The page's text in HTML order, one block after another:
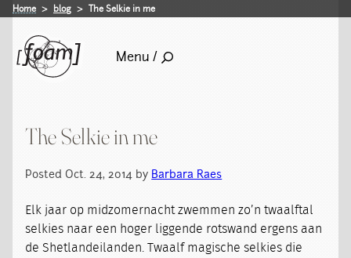
Home blog The Selkie in me
Menu /
The Selkie in me
Posted Oct. 24, 2014 by Barbara Raes
Elk jaar op midzomernacht zwemmen zo’n twaalftal
selkies naar een hoger liggende rotswand ergens aan
de Shetlandeilanden. Twaalf magische selkies die